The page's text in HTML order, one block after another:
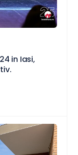
in Iasi,